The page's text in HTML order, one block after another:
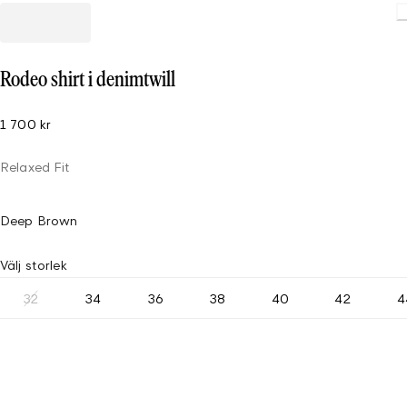
Rodeo shirt i denimtwill
1 700 kr
Relaxed Fit
Deep Brown
Välj storlek
32 34 36 38 40 42